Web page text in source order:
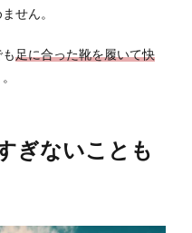
せん。
足に合った靴を履いて快
ぎないことも